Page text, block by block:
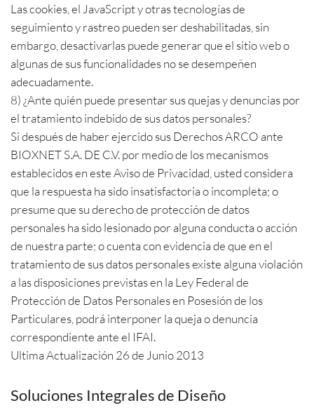
Las cookies, el JavaScript y otras tecnologías de
seguimiento y rastreo pueden ser deshabilitadas, sin
embargo, desactivarlas puede generar que el sitio web o
algunas de sus funcionalidades no se desempeñen
adecuadamente.
8) ¿Ante quién puede presentar sus quejas y denuncias por
el tratamiento indebido de sus datos personales?
Si después de haber ejercido sus Derechos ARCO ante
BIOXNET S.A. DE C.V. por medio de los mecanismos
establecidos en este Aviso de Privacidad, usted considera
que la respuesta ha sido insatisfactoria o incompleta; o
presume que su derecho de protección de datos
personales ha sido lesionado por alguna conducta o acción
de nuestra parte; o cuenta con evidencia de que en el
tratamiento de sus datos personales existe alguna violación
a las disposiciones previstas en la Ley Federal de
Protección de Datos Personales en Posesión de los
Particulares, podrá interponer la queja o denuncia
correspondiente ante el IFAI.
Ultima Actualización 26 de Junio 2013
Soluciones Integrales de Diseño